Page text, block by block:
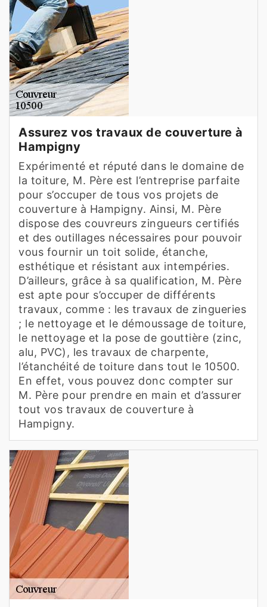
Assurez vos travaux de couverture à
Hampigny
Expérimenté et réputé dans le domaine de
la toiture, M. Père est l’entreprise parfaite
pour s’occuper de tous vos projets de
couverture à Hampigny. Ainsi, M. Père
dispose des couvreurs zingueurs certifiés
et des outillages nécessaires pour pouvoir
vous fournir un toit solide, étanche,
esthétique et résistant aux intempéries.
D’ailleurs, grâce à sa qualification, M. Père
est apte pour s’occuper de différents
travaux, comme : les travaux de zingueries
; le nettoyage et le démoussage de toiture,
le nettoyage et la pose de gouttière (zinc,
alu, PVC), les travaux de charpente,
l’étanchéité de toiture dans tout le 10500.
En effet, vous pouvez donc compter sur
M. Père pour prendre en main et d’assurer
tout vos travaux de couverture à
Hampigny.